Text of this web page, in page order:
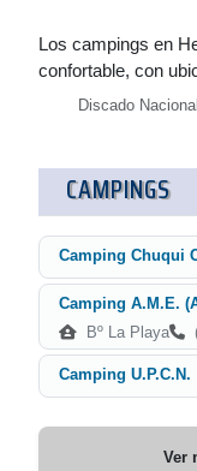
Los campings en
confortable, con
Discado
CAMPINGS
Camping Chuqui
Camping A.M.E.
Bº La Playa
Camping U.P.C.N.
Ver